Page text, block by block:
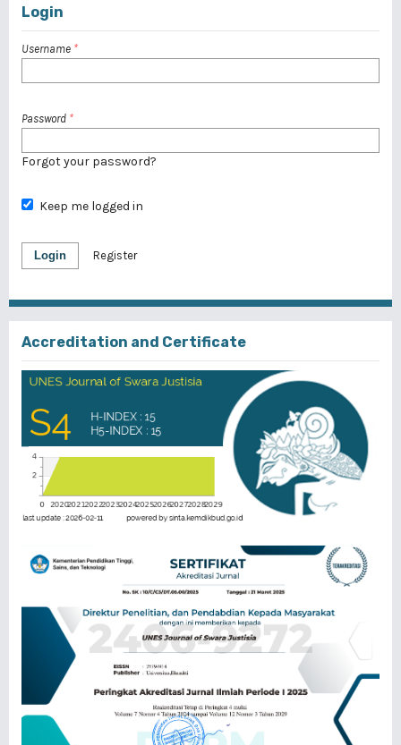
Login
Username *
Password *
Forgot your password?
Keep me logged in
Login Register
Accreditation and Certificate